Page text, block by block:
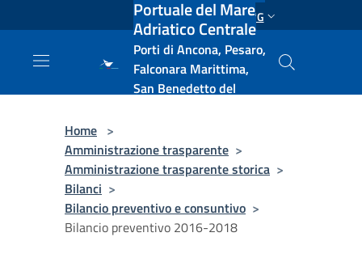
Salta al contenuto principale ENG
Portuale del Mare
Adriatico Centrale
Porti di Ancona, Pesaro,
Falconara Marittima,
San Benedetto del
Home >
Amministrazione trasparente >
Amministrazione trasparente storica >
Bilanci >
Bilancio preventivo e consuntivo >
Bilancio preventivo 2016-2018